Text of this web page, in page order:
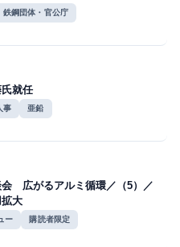
鉄鋼団体・官公庁
就任
事 亜鉛
会 広がるアルミ循環／（5）／
大
ー 購読者限定